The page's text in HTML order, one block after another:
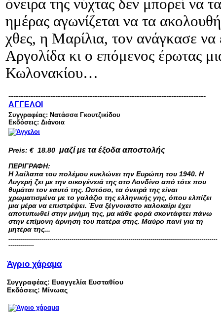
όνειρα της νύχτας δεν μπορεί να
ημέρας αγωνίζεται να τα
χθες, η Μαρίλια, τον ανάγκασε να
Αργολίδα κι ο επόμενος έρωτας
Κωλονακίου…
--------------------------------------------------------------------------------
ΑΓΓΕΛΟΙ
Συγγραφέας: Νατάσσα Γκουτζικίδου
Εκδόσεις: Διάνοια
Preis: € 18.80 μαζί με τα έξοδα αποστολής
ΠΕΡΙΓΡΑΦΗ:
Η λαίλαπα του πολέμου κυκλώνει την Ευρώπη του 1940. Η
Λυγερή ζει με την οικογένειά της στο Λονδίνο από τότε που
θυμάται τον εαυτό της. Ωστόσο, τα όνειρά της είναι
χρωματισμένα με το γαλάζιο της ελληνικής γης, όπου ελπίζει
μια μέρα να επιστρέψει. Ένα ξέγνοιαστο καλοκαίρι έχει
αποτυπωθεί στην μνήμη της, μα κάθε φορά σκοντάφτει πάνω
στην επίμονη άρνηση του πατέρα στης. Μαύρο πανί για τη
μητέρα της...
----------------------------------------------------------------------------------------------------------
-------------
Άγριο χάραμα
Συγγραφέας: Ευαγγελία Ευσταθίου
Εκδόσεις: Μίνωας